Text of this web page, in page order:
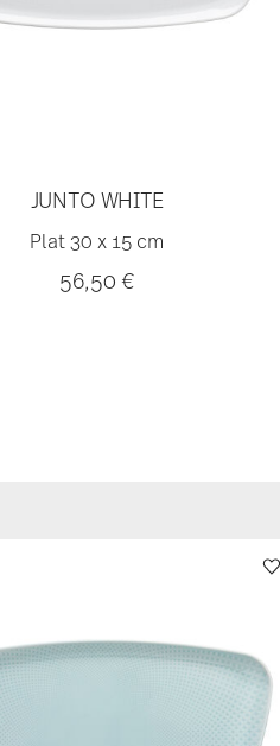
JUNTO WHITE
Plat 30 x 15 cm
56,50 €